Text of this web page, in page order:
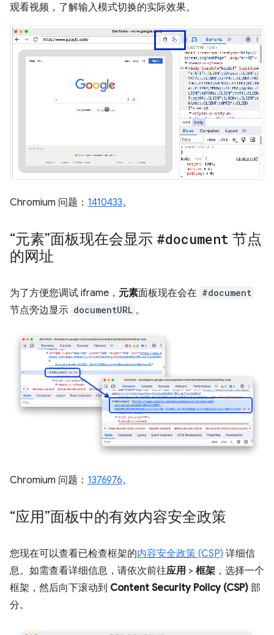
观看视频，了解输入模式切换的实际效果。
Chromium 问题： 1410433。
“元素”面板现在会显示 #document 节点
的网址
为了方便您调试 iframe， 元素面板现在会在 #document
节点旁边显示 documentURL 。
Chromium 问题： 1376976。
“应用”面板中的有效内容安全政策
您现在可以查看已检查框架的内容安全政策 (CSP) 详细信
息。如需查看详细信息，请依次前往应用 > 框架 ，选择一个
框架，然后向下滚动到 Content Security Policy (CSP) 部
分。